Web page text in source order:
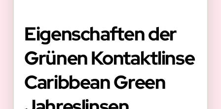
Eigenschaften der
Grünen Kontaktlinse
Caribbean Green